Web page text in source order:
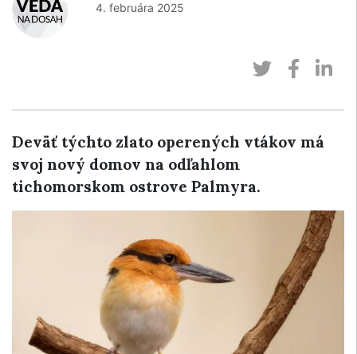
4. februára 2025
Deväť týchto zlato operených vtákov má
svoj nový domov na odľahlom
tichomorskom ostrove Palmyra.